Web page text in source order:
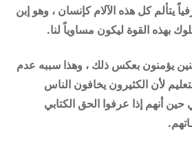
يتألم كل هذه الآلام كإنسان ، وهو إبن
بهذه القوة ليكون مساوياً لنا.
يؤمنون بعكس ذلك ، وهذا سببه عدم
لأن الكثيرون يخافون الناس
حين أنهم إذا عرفوا الحق الكتابي
.